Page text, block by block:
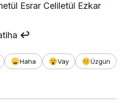
Esrar Celiletül Ezkar
↩︎
Haha Vay
Üzgün